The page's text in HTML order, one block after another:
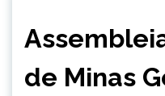
MINAS
NOTÍCIAS
de Minas